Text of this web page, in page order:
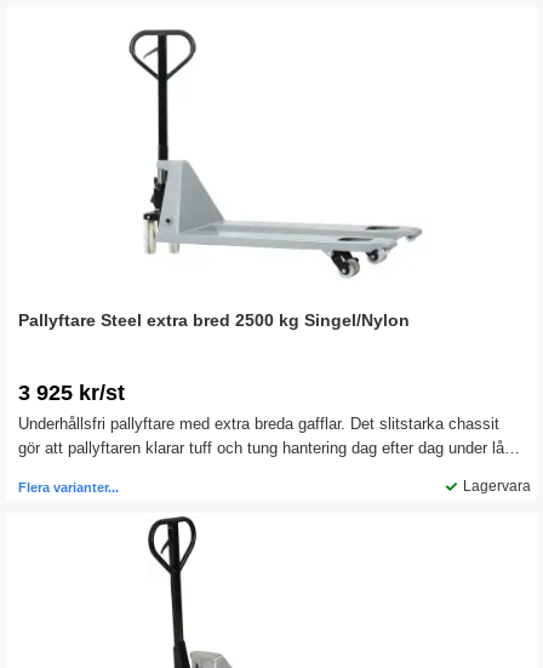
Pallyftare Steel extra bred 2500 kg Singel/Nylon
3 925 kr/st
Underhållsfri pallyftare med extra breda gafflar. Det slitstarka chassit
gör att pallyftaren klarar tuff och tung hantering dag efter dag under lång
Lagervara
Flera varianter...